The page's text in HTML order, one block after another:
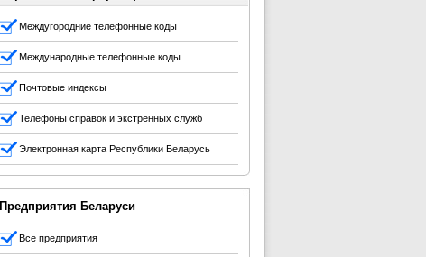
Междугородние телефонные коды
Международные телефонные коды
Почтовые индексы
Телефоны справок и экстренных служб
Электронная карта Республики Беларусь
Предприятия Беларуси
Все предприятия